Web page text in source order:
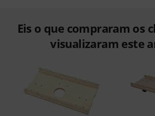
Eis o que compraram os
visualizaram este